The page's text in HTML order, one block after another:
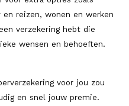
reizen, wonen en werken
verzekering hebt die
wensen en behoeften.
voor jou zou
en snel jouw premie.